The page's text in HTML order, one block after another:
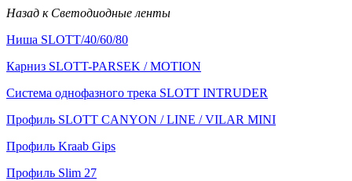
Назад к Светодиодные ленты
Ниша SLOTT/40/60/80
Карниз SLOTT-PARSEK / MOTION
Система однофазного трека SLOTT INTRUDER
Профиль SLOTT CANYON / LINE / VILAR MINI
Профиль Kraab Gips
Профиль Slim 27